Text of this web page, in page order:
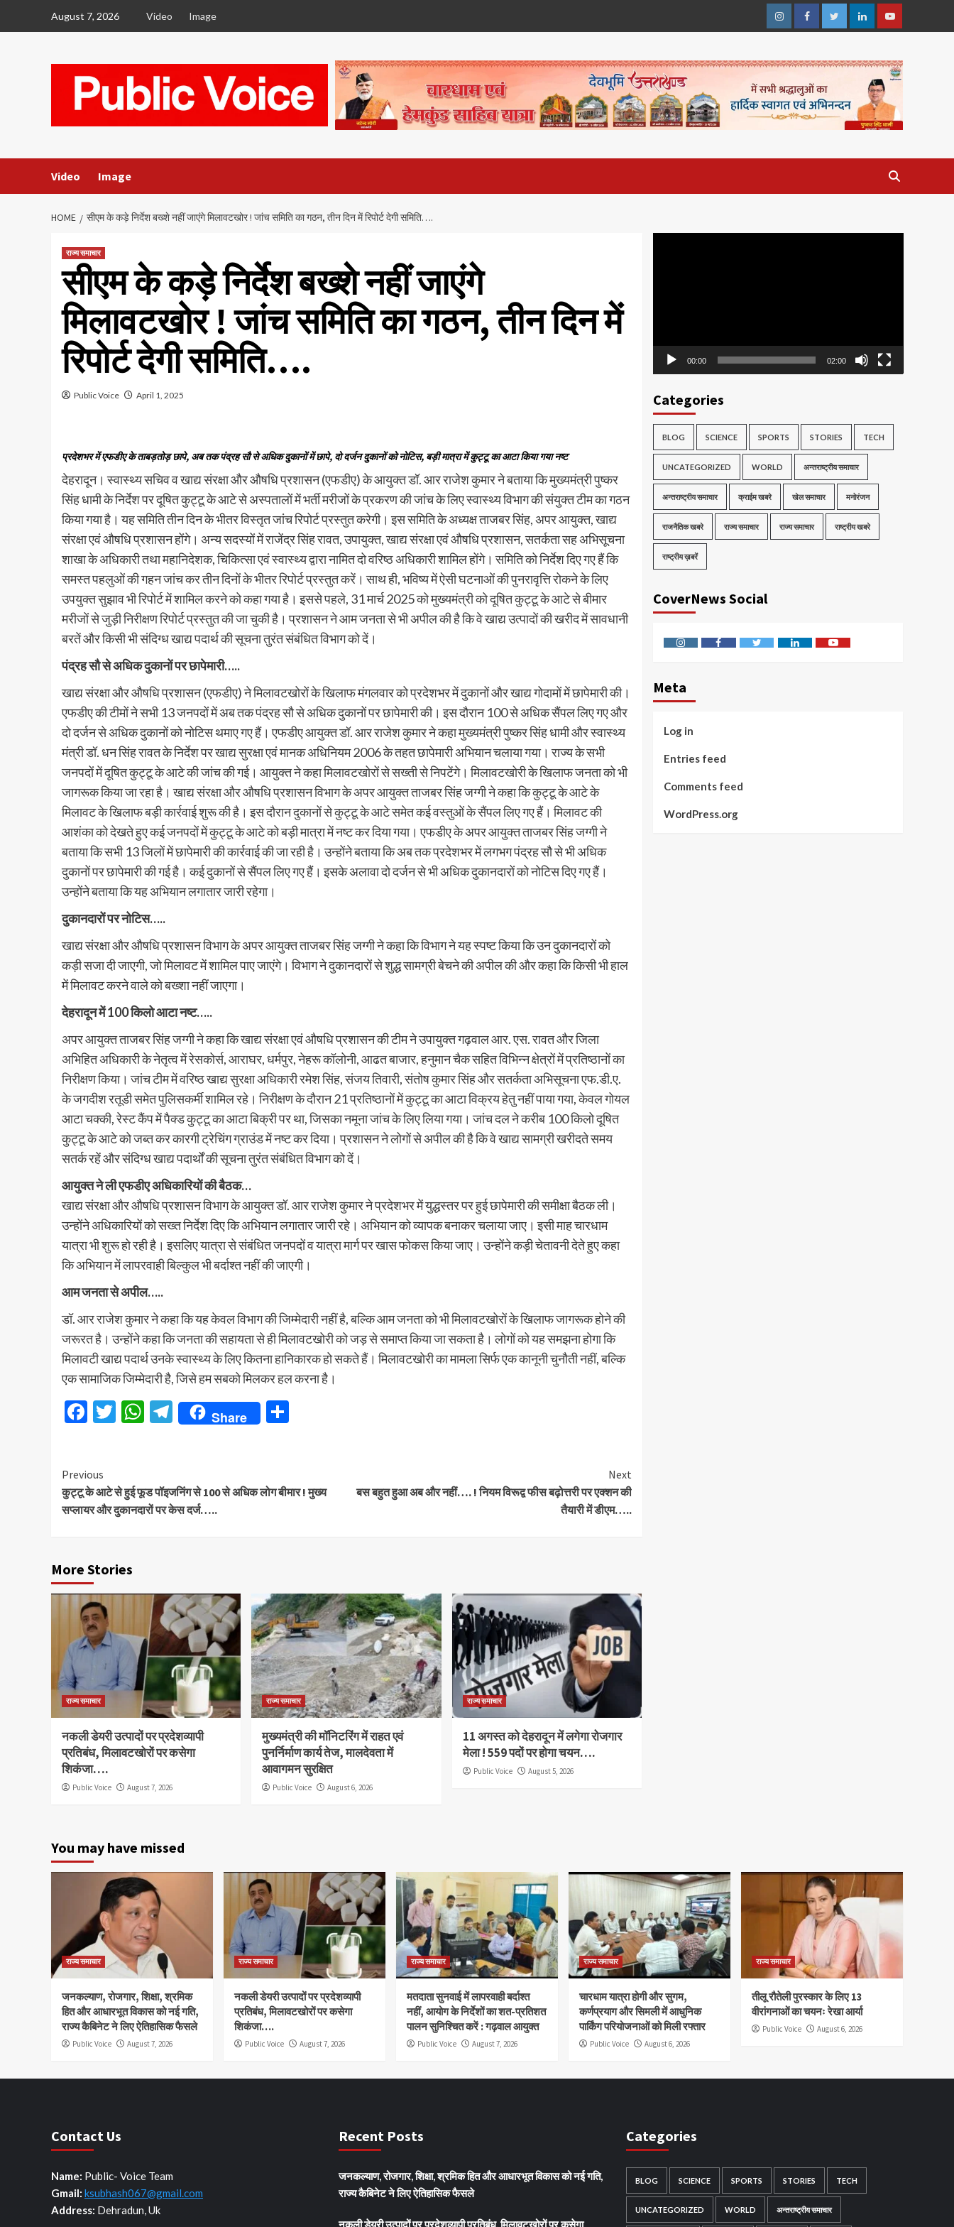
August 7, 2026 Video Image
InstagramFacebookTwitterLinkedinYoutube
Video Image
HOME सीएम के कड़े निर्देश बख्शे नहीं जाएंगे मिलावटखोर ! जांच समिति का गठन, तीन दिन में रिपोर्ट देगी समिति….
राज्य समाचार
सीएम के कड़े निर्देश बख्शे नहीं जाएंगे
मिलावटखोर ! जांच समिति का गठन, तीन दिन में
रिपोर्ट देगी समिति….
Public Voice April 1, 2025
प्रदेशभर में एफडीए के ताबड़तोड़ छापे, अब तक पंद्रह सौ से अधिक दुकानों में छापे, दो दर्जन दुकानों को नोटिस, बड़ी मात्रा में कुट्टू का आटा किया गया नष्ट
देहरादून। स्वास्थ्य सचिव व खाद्य संरक्षा और औषधि प्रशासन (एफडीए) के आयुक्त डॉ. आर राजेश कुमार ने बताया कि मुख्यमंत्री पुष्कर
सिंह धामी के निर्देश पर दूषित कुट्टू के आटे से अस्पतालों में भर्ती मरीजों के प्रकरण की जांच के लिए स्वास्थ्य विभाग की संयुक्त टीम का गठन
किया गया है। यह समिति तीन दिन के भीतर विस्तृत जांच रिपोर्ट प्रस्तुत करेगी। इस समिति के अध्यक्ष ताजबर सिंह, अपर आयुक्त, खाद्य
संरक्षा एवं औषधि प्रशासन होंगे। अन्य सदस्यों में राजेंद्र सिंह रावत, उपायुक्त, खाद्य संरक्षा एवं औषधि प्रशासन, सतर्कता सह अभिसूचना
शाखा के अधिकारी तथा महानिदेशक, चिकित्सा एवं स्वास्थ्य द्वारा नामित दो वरिष्ठ अधिकारी शामिल होंगे। समिति को निर्देश दिए गए हैं कि
समस्त पहलुओं की गहन जांच कर तीन दिनों के भीतर रिपोर्ट प्रस्तुत करें। साथ ही, भविष्य में ऐसी घटनाओं की पुनरावृत्ति रोकने के लिए
उपयुक्त सुझाव भी रिपोर्ट में शामिल करने को कहा गया है। इससे पहले, 31 मार्च 2025 को मुख्यमंत्री को दूषित कुट्टू के आटे से बीमार
मरीजों से जुड़ी निरीक्षण रिपोर्ट प्रस्तुत की जा चुकी है। प्रशासन ने आम जनता से भी अपील की है कि वे खाद्य उत्पादों की खरीद में सावधानी
बरतें और किसी भी संदिग्ध खाद्य पदार्थ की सूचना तुरंत संबंधित विभाग को दें।
पंद्रह सौ से अधिक दुकानों पर छापेमारी…..
खाद्य संरक्षा और औषधि प्रशासन (एफडीए) ने मिलावटखोरों के खिलाफ मंगलवार को प्रदेशभर में दुकानों और खाद्य गोदामों में छापेमारी की।
एफडीए की टीमों ने सभी 13 जनपदों में अब तक पंद्रह सौ से अधिक दुकानों पर छापेमारी की। इस दौरान 100 से अधिक सैंपल लिए गए और
दो दर्जन से अधिक दुकानों को नोटिस थमाए गए हैं। एफडीए आयुक्त डॉ. आर राजेश कुमार ने कहा मुख्यमंत्री पुष्कर सिंह धामी और स्वास्थ्य
मंत्री डॉ. धन सिंह रावत के निर्देश पर खाद्य सुरक्षा एवं मानक अधिनियम 2006 के तहत छापेमारी अभियान चलाया गया। राज्य के सभी
जनपदों में दूषित कुट्टू के आटे की जांच की गई। आयुक्त ने कहा मिलावटखोरों से सख्ती से निपटेंगे। मिलावटखोरी के खिलाफ जनता को भी
जागरूक किया जा रहा है। खाद्य संरक्षा और औषधि प्रशासन विभाग के अपर आयुक्त ताजबर सिंह जग्गी ने कहा कि कुट्टू के आटे के
मिलावट के खिलाफ बड़ी कार्रवाई शुरू की है। इस दौरान दुकानों से कुट्टू के आटे समेत कई वस्तुओं के सैंपल लिए गए हैं। मिलावट की
आशंका को देखते हुए कई जनपदों में कुट्टू के आटे को बड़ी मात्रा में नष्ट कर दिया गया। एफडीए के अपर आयुक्त ताजबर सिंह जग्गी ने
बताया कि सभी 13 जिलों में छापेमारी की कार्रवाई की जा रही है। उन्होंने बताया कि अब तक प्रदेशभर में लगभग पंद्रह सौ से भी अधिक
दुकानों पर छापेमारी की गई है। कई दुकानों से सैंपल लिए गए हैं। इसके अलावा दो दर्जन से भी अधिक दुकानदारों को नोटिस दिए गए हैं।
उन्होंने बताया कि यह अभियान लगातार जारी रहेगा।
दुकानदारों पर नोटिस…..
खाद्य संरक्षा और औषधि प्रशासन विभाग के अपर आयुक्त ताजबर सिंह जग्गी ने कहा कि विभाग ने यह स्पष्ट किया कि उन दुकानदारों को
कड़ी सजा दी जाएगी, जो मिलावट में शामिल पाए जाएंगे। विभाग ने दुकानदारों से शुद्ध सामग्री बेचने की अपील की और कहा कि किसी भी हाल
में मिलावट करने वाले को बख्शा नहीं जाएगा।
देहरादून में 100 किलो आटा नष्ट…..
अपर आयुक्त ताजबर सिंह जग्गी ने कहा कि खाद्य संरक्षा एवं औषधि प्रशासन की टीम ने उपायुक्त गढ़वाल आर. एस. रावत और जिला
अभिहित अधिकारी के नेतृत्व में रेसकोर्स, आराघर, धर्मपुर, नेहरू कॉलोनी, आढत बाजार, हनुमान चैक सहित विभिन्न क्षेत्रों में प्रतिष्ठानों का
निरीक्षण किया। जांच टीम में वरिष्ठ खाद्य सुरक्षा अधिकारी रमेश सिंह, संजय तिवारी, संतोष कुमार सिंह और सतर्कता अभिसूचना एफ.डी.ए.
के जगदीश रतूडी समेत पुलिसकर्मी शामिल रहे। निरीक्षण के दौरान 21 प्रतिष्ठानों में कुट्टू का आटा विक्रय हेतु नहीं पाया गया, केवल गोयल
आटा चक्की, रेस्ट कैंप में पैक्ड कुट्टू का आटा बिक्री पर था, जिसका नमूना जांच के लिए लिया गया। जांच दल ने करीब 100 किलो दूषित
कुट्टू के आटे को जब्त कर कारगी ट्रेचिंग ग्राउंड में नष्ट कर दिया। प्रशासन ने लोगों से अपील की है कि वे खाद्य सामग्री खरीदते समय
सतर्क रहें और संदिग्ध खाद्य पदार्थों की सूचना तुरंत संबंधित विभाग को दें।
आयुक्त ने ली एफडीए अधिकारियों की बैठक…
खाद्य संरक्षा और औषधि प्रशासन विभाग के आयुक्त डॉ. आर राजेश कुमार ने प्रदेशभर में युद्धस्तर पर हुई छापेमारी की समीक्षा बैठक ली।
उन्होंने अधिकारियों को सख्त निर्देश दिए कि अभियान लगातार जारी रहे। अभियान को व्यापक बनाकर चलाया जाए। इसी माह चारधाम
यात्रा भी शुरू हो रही है। इसलिए यात्रा से संबंधित जनपदों व यात्रा मार्ग पर खास फोकस किया जाए। उन्होंने कड़ी चेतावनी देते हुए कहा
कि अभियान में लापरवाही बिल्कुल भी बर्दाश्त नहीं की जाएगी।
आम जनता से अपील…..
डॉ. आर राजेश कुमार ने कहा कि यह केवल विभाग की जिम्मेदारी नहीं है, बल्कि आम जनता को भी मिलावटखोरों के खिलाफ जागरूक होने की
जरूरत है। उन्होंने कहा कि जनता की सहायता से ही मिलावटखोरी को जड़ से समाप्त किया जा सकता है। लोगों को यह समझना होगा कि
मिलावटी खाद्य पदार्थ उनके स्वास्थ्य के लिए कितना हानिकारक हो सकते हैं। मिलावटखोरी का मामला सिर्फ एक कानूनी चुनौती नहीं, बल्कि
एक सामाजिक जिम्मेदारी है, जिसे हम सबको मिलकर हल करना है।
Facebook
Twitter
WhatsApp
Telegram
Share
Continue
Reading
Previous
कुट्टू के आटे से हुई फूड पॉइजनिंग से 100 से अधिक लोग बीमार ! मुख्य
सप्लायर और दुकानदारों पर केस दर्ज…..
Next
बस बहुत हुआ अब और नहीं…. ! नियम विरूद्व फीस बढ़ोत्तरी पर एक्शन की
तैयारी में डीएम…..
More Stories
राज्य समाचार
नकली डेयरी उत्पादों पर प्रदेशव्यापी
प्रतिबंध, मिलावटखोरों पर कसेगा
शिकंजा….
Public Voice August 7, 2026
राज्य समाचार
मुख्यमंत्री की मॉनिटरिंग में राहत एवं
पुनर्निर्माण कार्य तेज, मालदेवता में
आवागमन सुरक्षित
Public Voice August 6, 2026
राज्य समाचार
11 अगस्त को देहरादून में लगेगा रोजगार
मेला ! 559 पदों पर होगा चयन….
Public Voice August 5, 2026
00:00 02:00
Categories
BLOG SCIENCE SPORTS STORIES TECH
UNCATEGORIZED WORLD अन्तराष्ट्रीय समाचार
अन्तराष्ट्रीय समाचार क्राईम खबरे खेल समाचार मनोरंजन
राजनैतिक खबरे राज्य समाचार राज्य समाचार राष्ट्रीय खबरे
राष्ट्रीय ख़बरें
CoverNews Social
InstagramFacebookTwitter LinkedinYoutube
Meta
Log in
Entries feed
Comments feed
WordPress.org
You may have missed
राज्य समाचार
जनकल्याण, रोजगार, शिक्षा, श्रमिक
हित और आधारभूत विकास को नई गति,
राज्य कैबिनेट ने लिए ऐतिहासिक फैसले
Public Voice August 7, 2026
राज्य समाचार
नकली डेयरी उत्पादों पर प्रदेशव्यापी
प्रतिबंध, मिलावटखोरों पर कसेगा
शिकंजा….
Public Voice August 7, 2026
राज्य समाचार
मतदाता सुनवाई में लापरवाही बर्दाश्त
नहीं, आयोग के निर्देशों का शत-प्रतिशत
पालन सुनिश्चित करें : गढ़वाल आयुक्त
Public Voice August 7, 2026
राज्य समाचार
चारधाम यात्रा होगी और सुगम,
कर्णप्रयाग और सिमली में आधुनिक
पार्किंग परियोजनाओं को मिली रफ्तार
Public Voice August 6, 2026
राज्य समाचार
तीलू रौतेली पुरस्कार के लिए 13
वीरांगनाओं का चयनः रेखा आर्या
Public Voice August 6, 2026
Contact Us
Name: Public- Voice Team
Gmail: ksubhash067@gmail.com
Address: Dehradun, Uk
Recent Posts
जनकल्याण, रोजगार, शिक्षा, श्रमिक हित और आधारभूत विकास को नई गति,
राज्य कैबिनेट ने लिए ऐतिहासिक फैसले
नकली डेयरी उत्पादों पर प्रदेशव्यापी प्रतिबंध, मिलावटखोरों पर कसेगा
Categories
BLOG SCIENCE SPORTS STORIES TECH
UNCATEGORIZED WORLD अन्तराष्ट्रीय समाचार